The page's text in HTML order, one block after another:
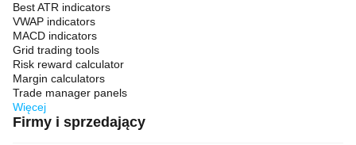
Best ATR indicators
VWAP indicators
MACD indicators
Grid trading tools
Risk reward calculator
Margin calculators
Trade manager panels
Więcej
Firmy i sprzedający